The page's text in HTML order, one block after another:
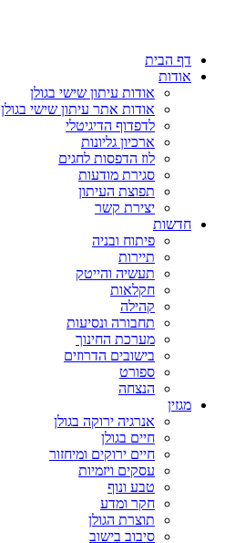
דף הבית
אודות
אודות עיתון שישי בגולן
אודות אתר עיתון שישי בגולן
לדפדוף הדיגיטלי
ארכיון גליונות
לוז הדפסות לחגים
סגירת מודעות
תפוצת העיתון
יצירת קשר
חדשות
פיתוח ובניה
תיירות
תעשיה והייטק
חקלאות
קהילה
תחבורה ונסיעות
מערכת החינוך
בישובים הדרוזים
ספורט
הנצחה
מגזין
אנרגיה ירוקה בגולן
חיים בגולן
חיים ירוקים ומיחזור
עסקים ויזמיות
טבע ונוף
חקר ומדע
תוצרת הגולן
סיבוב בישוב